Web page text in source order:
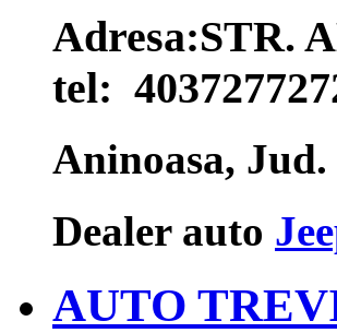
Adresa:STR.
tel:
Aninoasa,
Dealer auto
AUTO